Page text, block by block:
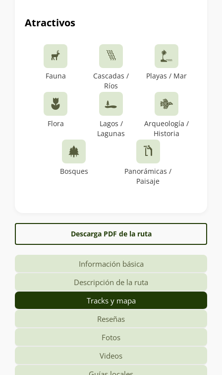
Atractivos
Fauna
Cascadas /
Ríos
Playas / Mar
Flora
Lagos /
Lagunas
Arqueología /
Historia
Bosques
Panorámicas /
Paisaje
Descarga PDF de la ruta
Información básica
Descripción de la ruta
Tracks y mapa
Reseñas
Fotos
Videos